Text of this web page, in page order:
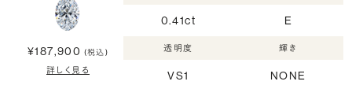
¥187,900 (税込)
詳しく見る
0.41ct E
透明度
VS1
輝き
NONE